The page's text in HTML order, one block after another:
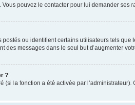
pouvez le contacter pour lui demander ses
ou identifient certains utilisateurs tels
des messages dans le seul but d’augmenter
?
la fonction a été activée par